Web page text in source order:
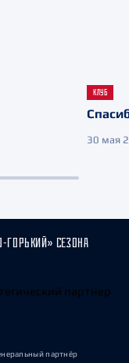
КЛУБ
30 мая
ГОРЬКИЙ» СЕЗОНА
партнёр